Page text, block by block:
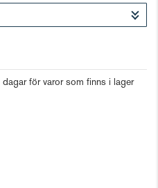
dagar för varor som finns i lager